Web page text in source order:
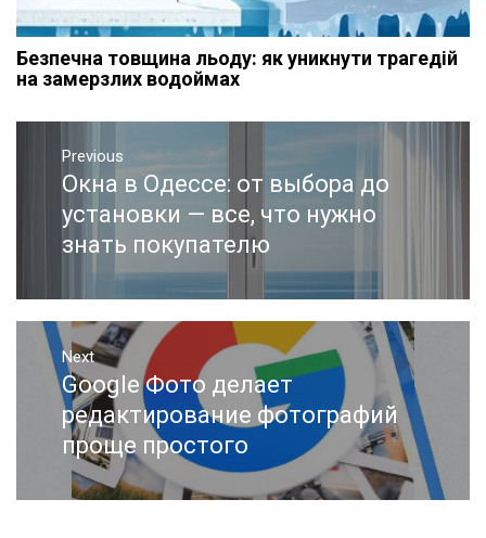
Безпечна товщина льоду: як уникнути трагедій
на замерзлих водоймах
Навигация
записям
Previous
Previous
post:
Окна в Одессе: от выбора до
установки — все, что нужно
знать покупателю
Next
Next
post:
Google Фото делает
редактирование фотографий
проще простого